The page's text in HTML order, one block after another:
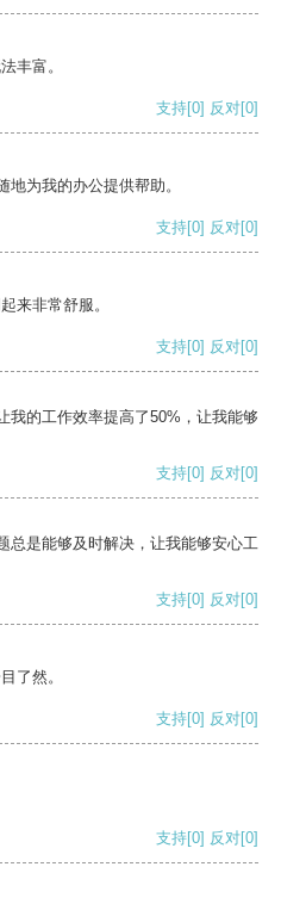
丰富。
支持[0] 反对[0]
为我的办公提供帮助。
支持[0] 反对[0]
来非常舒服。
支持[0] 反对[0]
我的工作效率提高了50%，让我能够
支持[0] 反对[0]
总是能够及时解决，让我能够安心工
支持[0] 反对[0]
了然。
支持[0] 反对[0]
支持[0] 反对[0]